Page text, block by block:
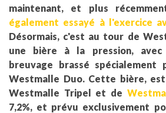
maintenant, et plus
également essayé à l'exercice
Désormais, c'est au tour de
une bière à la pression,
breuvage brassé spécialement
Westmalle Duo. Cette bière,
Westmalle Tripel et de
7,2%, et prévu exclusivement